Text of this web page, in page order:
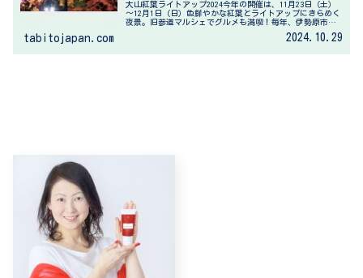
大山紅葉ライトアップ2024今年の開催は、11月23日（土）
～12月1日（日）色鮮やかな紅葉とライトアップにきらめく
夜景。旧参道マルシェでグルメも満喫！毎年、伊勢原市の
tabitojapan.com 2024.10.29